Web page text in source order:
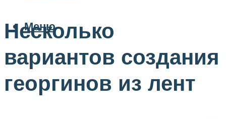
Меню
Несколько
вариантов создания
георгинов из лент